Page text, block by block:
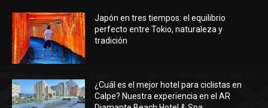
Japón en tres tiempos: el equilibrio
perfecto entre Tokio, naturaleza y
tradición
¿Cuál es el mejor hotel para ciclistas en
Calpe? Nuestra experiencia en el AR